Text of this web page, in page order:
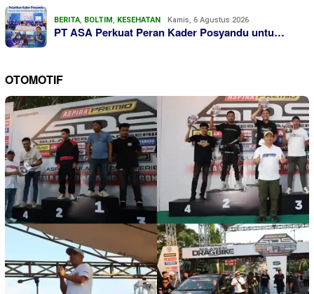
BERITA, BOLTIM, KESEHATAN Kamis, 6 Agustus 2026
PT ASA Perkuat Peran Kader Posyandu untu…
OTOMOTIF